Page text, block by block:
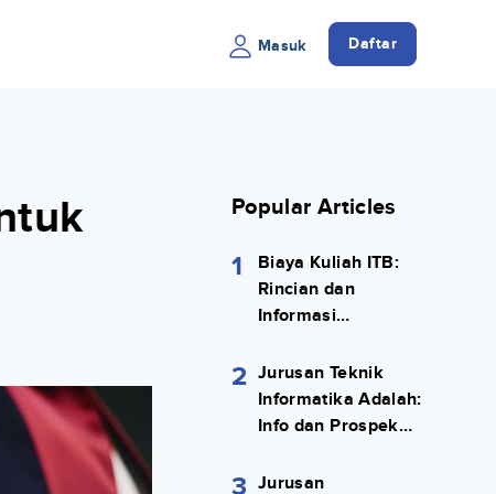
Masuk Daftar
Popular Articles
1
Biaya Kuliah ITB:
Rincian dan
Informasi
2 Jurusan Teknik
Informatika Adalah:
Info dan Prospek
3 Jurusan